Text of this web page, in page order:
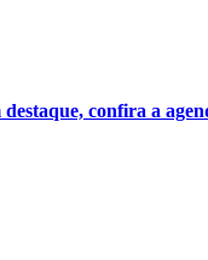
confira a